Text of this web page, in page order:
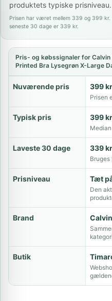
produktets typiske prisniveau.
Prisen har været mellem 339 og 399
seneste 30 dage er 339 kr.
Pris- og købssignaler for
Printed Bra Lysegrøn X-Large
Nuværende pris 399
Prisen
Typisk pris 399
Laveste 30 dage 339
Prisniveau Tæt
Den
Brand
Butik